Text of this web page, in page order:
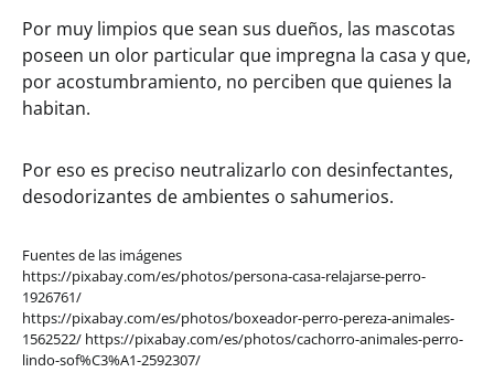
Por muy limpios que sean sus dueños, las mascotas
poseen un olor particular que impregna la casa y que,
por acostumbramiento, no perciben que quienes la
habitan.
Por eso es preciso neutralizarlo con desinfectantes,
desodorizantes de ambientes o sahumerios.
Fuentes de las imágenes
https://pixabay.com/es/photos/persona-casa-relajarse-perro-
1926761/
https://pixabay.com/es/photos/boxeador-perro-pereza-animales-
1562522/ https://pixabay.com/es/photos/cachorro-animales-perro-
lindo-sof%C3%A1-2592307/